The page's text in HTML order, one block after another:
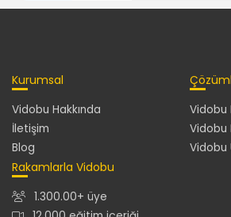
Kurumsal
Vidobu Hakkında
İletişim
Blog
Vidobu
Vidobu
Vidobu
Rakamlarla Vidobu
1.300.00+ üye